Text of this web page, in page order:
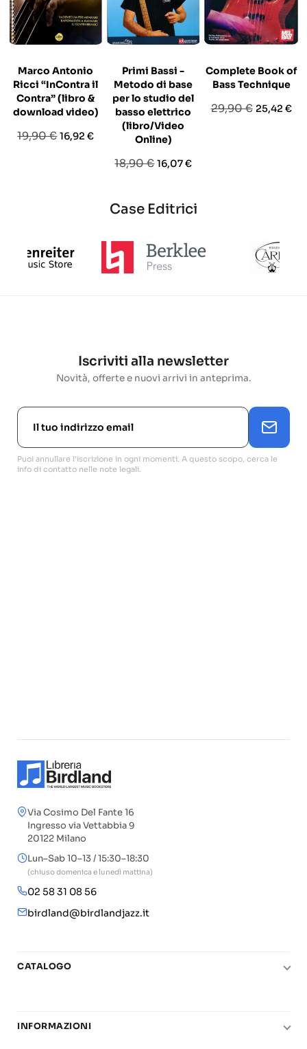
Marco Antonio
Ricci “InContra il
Contra” (libro &
download video)
Prezzo
19,90 €Prezzo
16,92 €
Primi Bassi -
Metodo di base
per lo studio del
basso elettrico
(libro/Video
Online)
Prezzo
18,90 €Prezzo
16,07 €
Complete Book of
Bass Technique
Prezzo
29,90 € Prezzo
25,42 €
Case Editrici
Iscriviti alla newsletter
Novità, offerte e nuovi arrivi in anteprima.
Puoi annullare l'iscrizione in ogni momenti. A questo scopo, cerca le
info di contatto nelle note legali.
Via Cosimo Del Fante 16
Ingresso via Vettabbia 9
20122 Milano
Lun–Sab 10–13 / 15:30–18:30
(chiuso domenica e lunedì mattina)
02 58 31 08 56
birdland@birdlandjazz.it
CATALOGO
Chitarra
INFORMAZIONI